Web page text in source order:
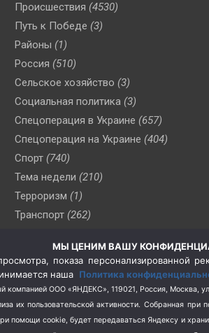
Происшествия (4530)
Путь к Победе (3)
Районы (1)
Россия (510)
Сельское хозяйство (3)
Социальная политика (3)
Спецоперация в Украине (657)
Спецоперация на Украине (404)
Спорт (740)
Тема недели (210)
Терроризм (1)
Транспорт (262)
(76)
Цены (2)
Школа и спорт (2)
Экология (8)
Экономика
(1172)
МЫ ЦЕНИМ ВАШУ
показа персонализированной
наша Политика
компанией ООО «ЯНДЕКС», 119021, Россия,
их пользовательской активности. Собранная при
помощи cookie, будет передаваться Яндексу и